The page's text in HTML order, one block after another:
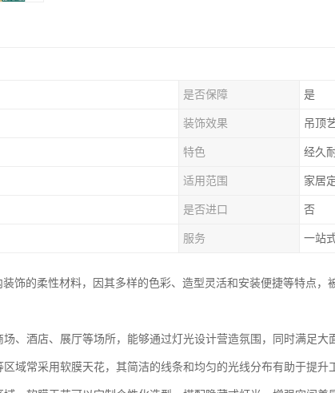
是否保障 是
装饰效果 吊顶
特色 经久
适用范围 家居
是否进口 否
服务 一站
饰的柔性材料，因其多样的色彩、造型灵活和安装便捷等特点，
、酒店、展厅等场所，能够通过灯光设计营造氛围，同时满足大
域常采用软膜天花，其简洁的线条和均匀的光线分布有助于提升